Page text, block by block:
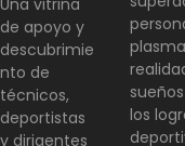
Una vitrina
de apoyo y
descubrimie
nto de
técnicos,
deportistas
y dirigentes
los